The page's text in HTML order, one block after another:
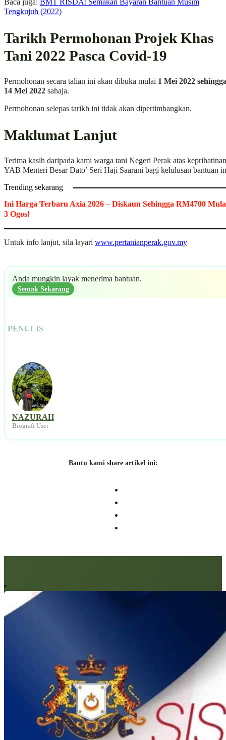
Baca juga: BMT RISDA: Semakan Bayaran Bantuan Musim
Tengkujuh (2022)
Tarikh Permohonan Projek Khas
Tani 2022 Pasca Covid-19
Permohonan secara talian ini akan dibuka mulai 1 Mei 2022
14 Mei 2022 sahaja.
Permohonan selepas tarikh ini tidak akan dipertimbangkan.
Maklumat Lanjut
Terima kasih daripada kami warga tani Negeri Perak atas keprihatinan
YAB Menteri Besar Dato’ Seri Haji Saarani bagi kelulusan bantuan
Trending sekarang
Ini Harga Terbaru Axia 2026 – Diskaun Sehingga RM4700
3 Ogos!
Untuk info lanjut, sila layari www.pertanianperak.gov.my
Anda mungkin layak menerima bantuan.
Semak Sekarang
PENULIS
NAZURAH
Biografi User
Bantu kami share artikel ini: